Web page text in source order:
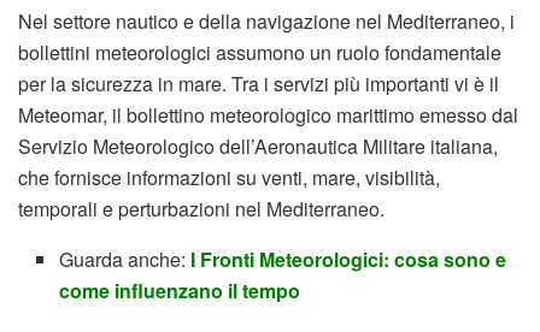
Nel settore nautico e della navigazione nel Mediterraneo, i
bollettini meteorologici assumono un ruolo fondamentale
per la sicurezza in mare. Tra i servizi più importanti vi è il
Meteomar, il bollettino meteorologico marittimo emesso dal
Servizio Meteorologico dell’Aeronautica Militare italiana,
che fornisce informazioni su venti, mare, visibilità,
temporali e perturbazioni nel Mediterraneo.
Guarda anche: I Fronti Meteorologici: cosa sono e
come influenzano il tempo